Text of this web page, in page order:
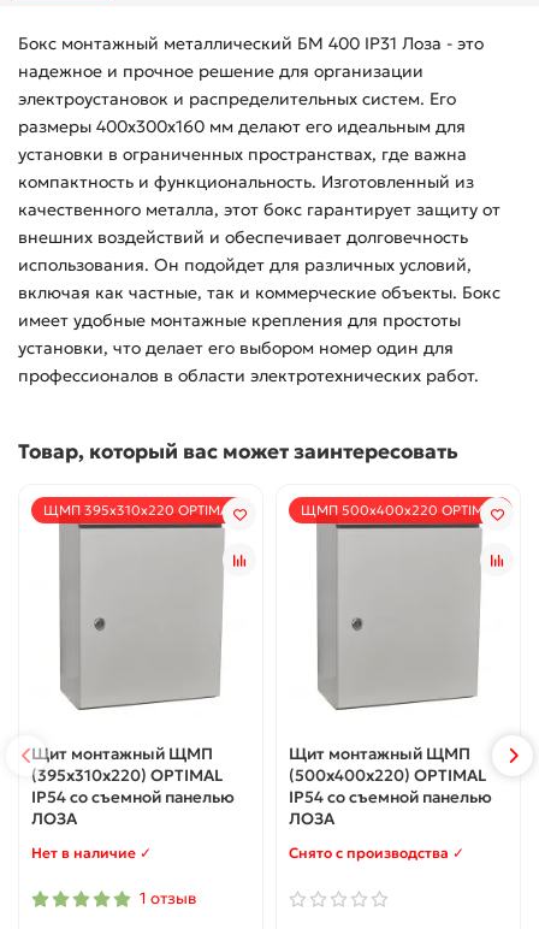
Бокс монтажный металлический БМ 400 IP31 Лоза - это
надежное и прочное решение для организации
электроустановок и распределительных систем. Его
размеры 400х300х160 мм делают его идеальным для
установки в ограниченных пространствах, где важна
компактность и функциональность. Изготовленный из
качественного металла, этот бокс гарантирует защиту от
внешних воздействий и обеспечивает долговечность
использования. Он подойдет для различных условий,
включая как частные, так и коммерческие объекты. Бокс
имеет удобные монтажные крепления для простоты
установки, что делает его выбором номер один для
профессионалов в области электротехнических работ.
Товар, который вас может заинтересовать
ЩМП 395х310х220 OPTIMAL
Щит монтажный ЩМП
(395х310х220) OPTIMAL
IP54 со съемной панелью
ЛОЗА
Нет в наличие ✓
1 отзыв
ЩМП 500х400х220 OPTIMAL
Щит монтажный ЩМП
(500х400х220) OPTIMAL
IP54 со съемной панелью
ЛОЗА
Снято с производства ✓